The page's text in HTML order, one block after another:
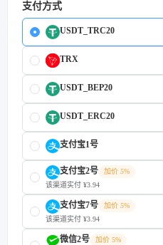
支付方式
USDT_TRC20
TRX
USDT_BEP20
USDT_ERC20
支付宝1号
支付宝2号
加价 5%
该渠道实付 ¥3.94
支付宝7号
加价 5%
该渠道实付 ¥3.94
微信2号
加价 5%